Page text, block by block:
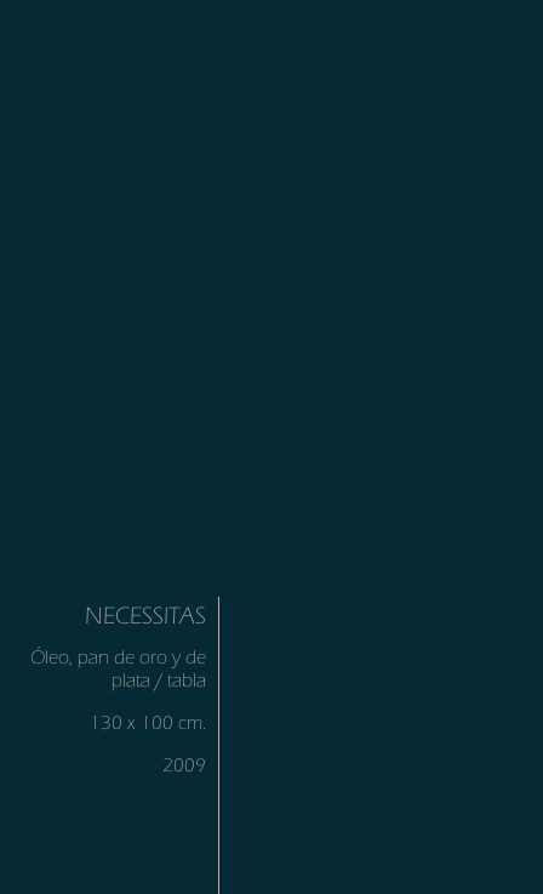
NECESSITAS
Óleo, pan de oro y de
plata / tabla
130 x 100 cm.
2009